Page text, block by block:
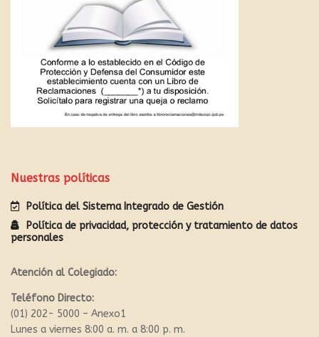
Nuestras políticas
Política del Sistema Integrado de Gestión
Política de privacidad, protección y tratamiento de datos
personales
Atención al Colegiado:
Teléfono Directo:
(01) 202- 5000 – Anexo1
Lunes a viernes 8:00 a. m. a 8:00 p. m.